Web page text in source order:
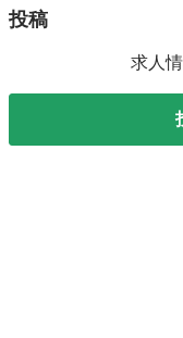
投稿
求人